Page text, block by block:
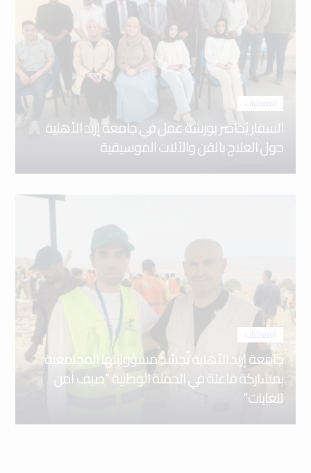
الفعاليات
السقار يُحاضر بورشة عمل في جامعة إربد الأهلية
حول العلاج بالفن والآلات الموسيقية
الفعاليات
جامعة إربد الأهلية تُجسّد مسؤوليتها المجتمعية
بمشاركة فاعلة في الحملة الوطنية “صيف آمن
للغابات”